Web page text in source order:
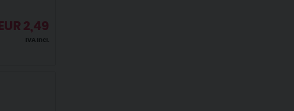
EUR 2,49
IVA incl.